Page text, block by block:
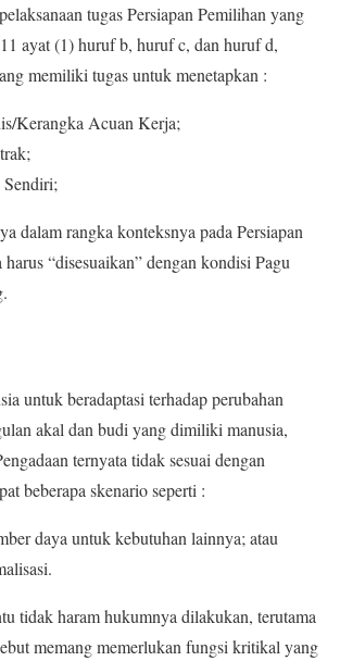
tugas Persiapan Pemilihan yang
ayat (1) huruf b, huruf c, dan huruf d,
memiliki tugas untuk menetapkan :
Kerangka Acuan Kerja;
dalam rangka konteksnya pada Persiapan
“disesuaikan” dengan kondisi Pagu
untuk beradaptasi terhadap perubahan
akal dan budi yang dimiliki manusia,
ternyata tidak sesuai dengan
beberapa skenario seperti :
daya untuk kebutuhan lainnya; atau
tidak haram hukumnya dilakukan, terutama
memang memerlukan fungsi kritikal yang